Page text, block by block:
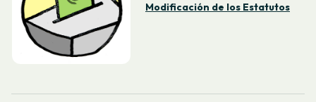
Modificación de los Estatutos